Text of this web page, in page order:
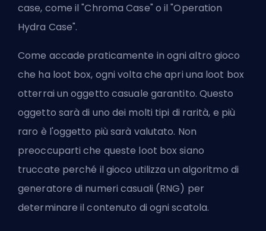
case, come il "Chroma Case" o il "Operation
Hydra Case".
Come accade praticamente in ogni altro gioco
che ha loot box, ogni volta che apri una loot box
otterrai un oggetto casuale garantito. Questo
oggetto sarà di uno dei molti tipi di rarità, e più
raro è l'oggetto più sarà valutato. Non
preoccuparti che queste loot box siano
truccate perché il gioco utilizza un algoritmo di
generatore di numeri casuali (RNG) per
determinare il contenuto di ogni scatola.